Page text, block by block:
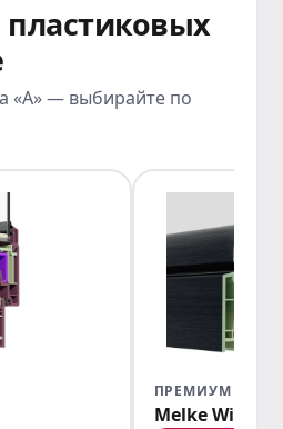
«А» — выбирайте по
ПРЕМИУМ
Melke Wide